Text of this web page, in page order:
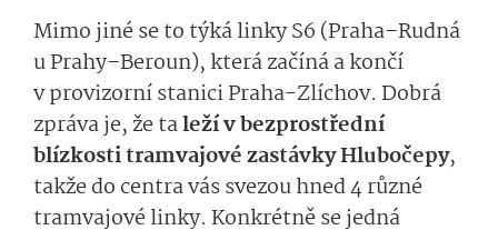
Mimo jiné se to týká linky S6 (Praha–Rudná
u Prahy–Beroun), která začíná a končí
v provizorní stanici Praha-Zlíchov. Dobrá
zpráva je, že taleží v bezprostřední
blízkosti tramvajové zastávky Hlubočepy,
takže do centra vás svezou hned 4 různé
tramvajové linky. Konkrétně se jedná